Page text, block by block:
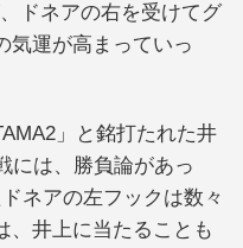
ドネアの右を受けてグ
気運が高まっていっ
」と銘打たれた井
には、勝負論があっ
ネアの左フックは数々
、井上に当たることも